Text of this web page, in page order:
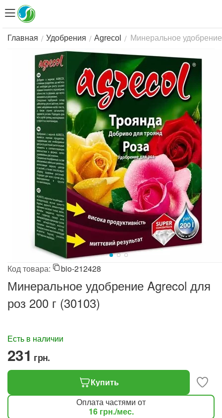
Главная / Удобрения / Agrecol / Минеральное
Код товара: bio-212428
Минеральное удобрение Agrecol для
роз 200 г (30103)
‍231‍ грн.
Есть в наличии
Купить
Оплата частями от
16 грн./мес.